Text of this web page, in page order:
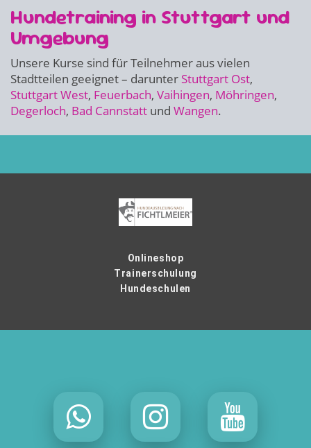
Hundetraining in Stuttgart und
Umgebung
Unsere Kurse sind für Teilnehmer aus vielen
Stadtteilen geeignet – darunter Stuttgart Ost,
Stuttgart West, Feuerbach, Vaihingen, Möhringen,
Degerloch, Bad Cannstatt und Wangen.
Onlineshop
Trainerschulung
Hundeschulen